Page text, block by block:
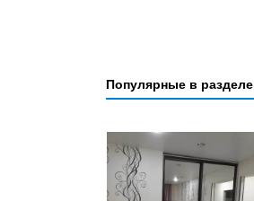
Популярные в разделе